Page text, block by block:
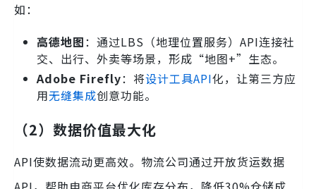
如：
高德地图：通过LBS（地理位置服务）API连接社
交、出行、外卖等场景，形成“地图+”生态。
Adobe Firefly：将设计工具API化，让第三方应
用无缝集成创意功能。
（2）数据价值最大化
API使数据流动更高效。物流公司通过开放货运数据